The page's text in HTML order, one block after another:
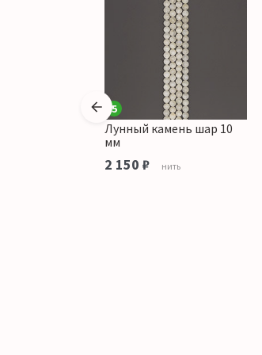
5
Лунный камень шар 10
мм
2 150 ₽ нить